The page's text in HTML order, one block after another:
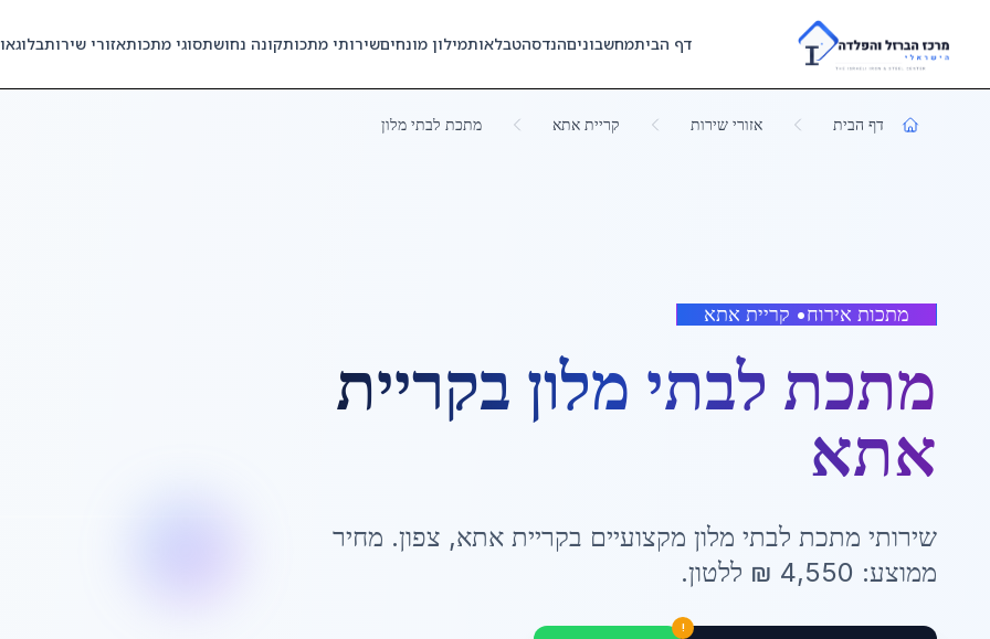
Skip to main content
דף הביתמחשבוניםהנדסהטבלאותמילון מונחיםשירותי מתכותקונה נחושתסוגי מתכותאזורי שירותבלוג
דף הבית אזורי שירות קריית אתא מתכת לבתי מלון
מתכות אירוח• קריית אתא
מתכת לבתי מלון בקריית
אתא
שירותי מתכת לבתי מלון מקצועיים בקריית אתא, צפון. מחיר
ממוצע: 4,550 ₪ ללטון.
!